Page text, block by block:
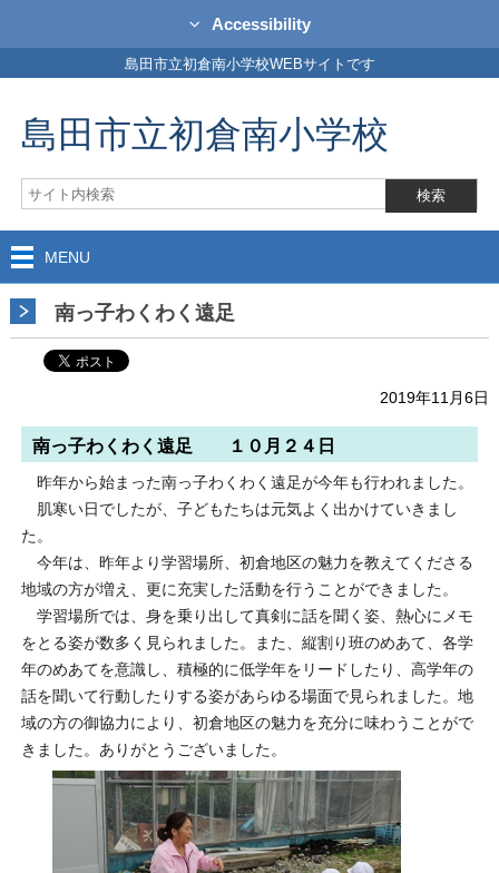
Accessibility
島田市立初倉南小学校WEBサイトです
島田市立初倉南小学校
MENU
南っ子わくわく遠足
2019年11月6日
南っ子わくわく遠足 １０月２４日
昨年から始まった南っ子わくわく遠足が今年も行われました。
肌寒い日でしたが、子どもたちは元気よく出かけていきまし
た。
今年は、昨年より学習場所、初倉地区の魅力を教えてくださる
地域の方が増え、更に充実した活動を行うことができました。
学習場所では、身を乗り出して真剣に話を聞く姿、熱心にメモ
をとる姿が数多く見られました。また、縦割り班のめあて、各学
年のめあてを意識し、積極的に低学年をリードしたり、高学年の
話を聞いて行動したりする姿があらゆる場面で見られました。地
域の方の御協力により、初倉地区の魅力を充分に味わうことがで
きました。ありがとうございました。